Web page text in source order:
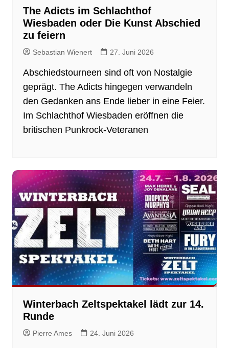
The Adicts im Schlachthof
Wiesbaden oder Die Kunst Abschied
zu feiern
Sebastian Wienert 27. Juni 2026
Abschiedstourneen sind oft von Nostalgie
geprägt. The Adicts hingegen verwandeln
den Gedanken ans Ende lieber in eine Feier.
Im Schlachthof Wiesbaden eröffnen die
britischen Punkrock-Veteranen
Winterbach Zeltspektakel lädt zur 14.
Runde
Pierre Ames 24. Juni 2026